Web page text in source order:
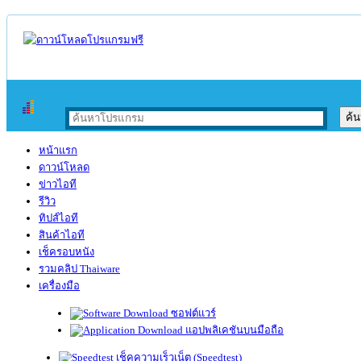
หน้าแรก
ดาวน์โหลด
ข่าวไอที
รีวิว
ทิปส์ไอที
สินค้าไอที
เช็ครอบหนัง
รวมคลิป Thaiware
เครื่องมือ
ซอฟต์แวร์
แอปพลิเคชันบนมือถือ
เช็คความเร็วเน็ต (Speedtest)